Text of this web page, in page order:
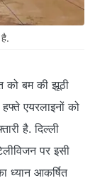
को बम की झूठी
एयरलाइनों को
है. दिल्ली
पर इसी
ध्यान आकर्षित